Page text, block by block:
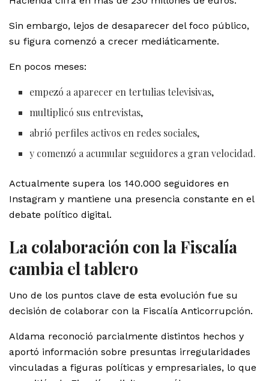
Sin embargo, lejos de desaparecer del foco público,
su figura comenzó a crecer mediáticamente.
En pocos meses:
empezó a aparecer en tertulias televisivas,
multiplicó sus entrevistas,
abrió perfiles activos en redes sociales,
y comenzó a acumular seguidores a gran velocidad.
Actualmente supera los 140.000 seguidores en
Instagram y mantiene una presencia constante en el
debate político digital.
La colaboración con la Fiscalía
cambia el tablero
Uno de los puntos clave de esta evolución fue su
decisión de colaborar con la Fiscalía Anticorrupción.
Aldama reconoció parcialmente distintos hechos y
aportó información sobre presuntas irregularidades
vinculadas a figuras políticas y empresariales, lo que